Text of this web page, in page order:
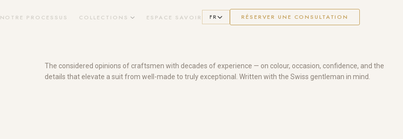
NOTRE PROCESSUS COLLECTIONS ESPACE SAVOIR FR RÉSERVER UNE CONSULTATION
The considered opinions of craftsmen with decades of experience — on colour, occasion, confidence, and the
details that elevate a suit from well-made to truly exceptional. Written with the Swiss gentleman in mind.